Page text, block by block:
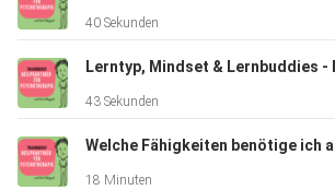
40 Sekunden
43 Sekunden
18 Minuten